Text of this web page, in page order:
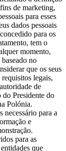
de marketing,
para esses
dados pessoais
para os
tem o
momento,
no
que os seus
legais,
de
do Presidente do
Polónia.
necessário para a
e
para as
que